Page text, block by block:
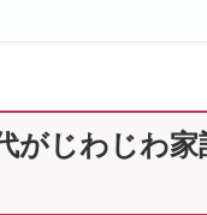
がじわじわ家